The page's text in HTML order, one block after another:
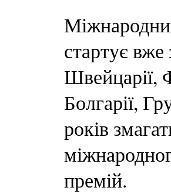
стартує
Швейцарії,
Болгарії,
років
премій.